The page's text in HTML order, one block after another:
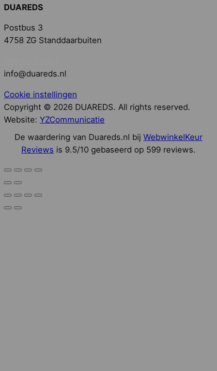
DUAREDS
Postbus 3
4758 ZG Standdaarbuiten
info@duareds.nl
Cookie instellingen
Copyright © 2026 DUAREDS. All rights reserved.
Website: YZCommunicatie
De waardering van Duareds.nl bij WebwinkelKeur
Reviews is 9.5/10 gebaseerd op 599 reviews.